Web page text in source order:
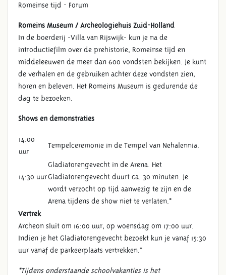
Romeinse tijd - Forum
Romeins Museum / Archeologiehuis Zuid-Holland
In de boerderij -Villa van Rijswijk- kun je na de
introductiefilm over de prehistorie, Romeinse tijd en
middeleeuwen de meer dan 600 vondsten bekijken. Je kunt
de verhalen en de gebruiken achter deze vondsten zien,
horen en beleven. Het Romeins Museum is gedurende de
dag te bezoeken.
Shows en demonstraties
14:00
uur
Tempelceremonie in de Tempel van Nehalennia.
14:30 uur
Gladiatorengevecht in de Arena. Het
Gladiatorengevecht duurt ca. 30 minuten. Je
wordt verzocht op tijd aanwezig te zijn en de
Arena tijdens de show niet te verlaten.*
Vertrek
Archeon sluit om 16:00 uur, op woensdag om 17:00 uur.
Indien je het Gladiatorengevecht bezoekt kun je vanaf 15:30
uur vanaf de parkeerplaats vertrekken.*
*Tijdens onderstaande schoolvakanties is het